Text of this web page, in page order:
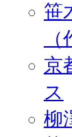
笹
京
ス
柳